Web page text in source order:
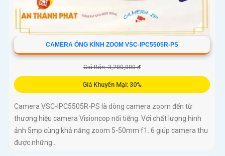
CAMERA ỐNG KÍNH ZOOM VSC-IPC5505R-PS
Giá Bán: 3,200,000 ₫
Giá Khuyến Mại: 30%
Camera VSC-IPC5505R-PS là dòng camera zoom đến từ
thương hiệu camera Visioncop nổi tiếng. Với chất lượng hình
ảnh 5mp cùng khả năng zoom 5-50mm f1. 6 giúp camera thu
được những...